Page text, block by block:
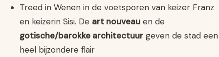
Treed in Wenen in de voetsporen van keizer Franz
en keizerin Sisi. De art nouveau en de
gotische/barokke architectuur geven de stad een
heel bijzondere flair